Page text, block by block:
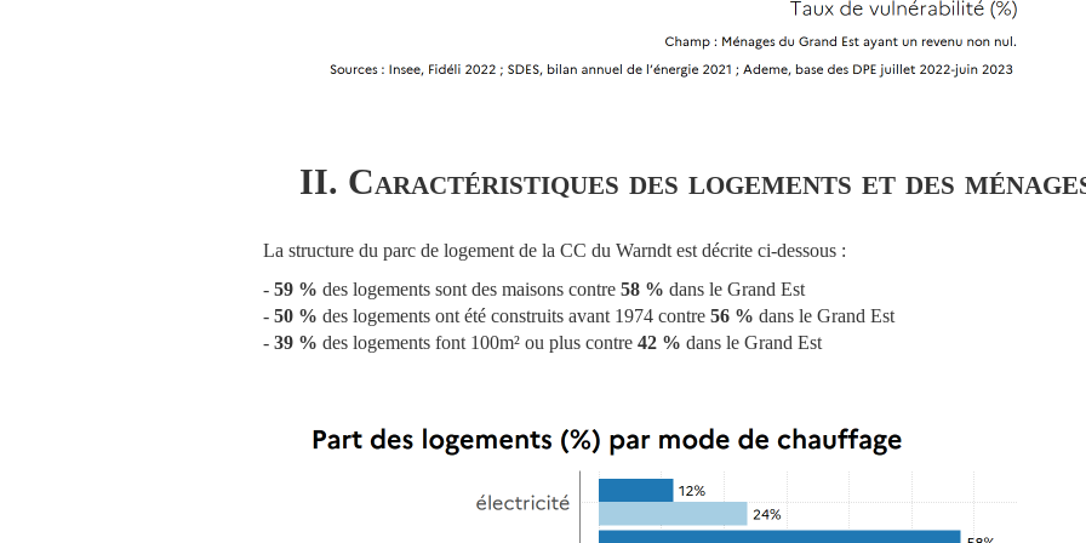
II. Caractéristiques des logements et des
La structure du parc de logement de la CC du Warndt est décrite ci-dessous :
- 59 % des logements sont des maisons contre 58 % dans le Grand Est
- 50 % des logements ont été construits avant 1974 contre 56 % dans le Grand Est
- 39 % des logements font 100m² ou plus contre 42 % dans le Grand Est